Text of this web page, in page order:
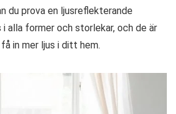
du prova en ljusreflekterande
i alla former och storlekar, och de är
in mer ljus i ditt hem.